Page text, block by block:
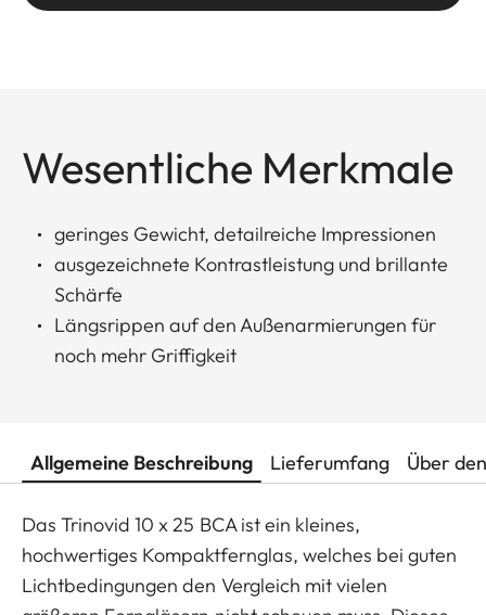
Wesentliche Merkmale
geringes Gewicht, detailreiche Impressionen
ausgezeichnete Kontrastleistung und brillante
Schärfe
Längsrippen auf den Außenarmierungen für
noch mehr Griffigkeit
Allgemeine Beschreibung Lieferumfang Über
Das Trinovid 10 x 25 BCA ist ein kleines,
hochwertiges Kompaktfernglas, welches bei guten
Lichtbedingungen den Vergleich mit vielen